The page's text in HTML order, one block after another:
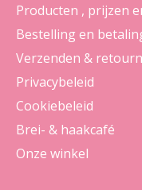
Producten , prijzen
Bestelling en
Verzenden &
Privacybeleid
Cookiebeleid
Brei- & haakcafé
Onze winkel